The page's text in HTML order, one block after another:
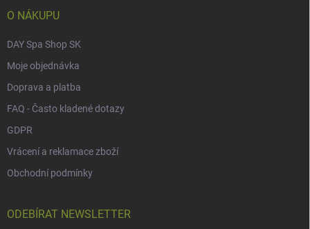
O NÁKUPU
DAY Spa Shop SK
Moje objednávka
Doprava a platba
FAQ - Často kladené dotazy
GDPR
Vrácení a reklamace zboží
Obchodní podmínky
ODEBÍRAT NEWSLETTER